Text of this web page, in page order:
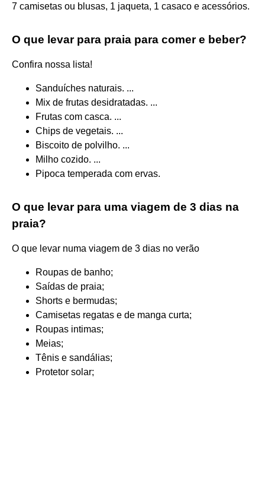
7 camisetas ou blusas, 1 jaqueta, 1 casaco e acessórios.
O que levar para praia para comer e beber?
Confira nossa lista!
Sanduíches naturais. ...
Mix de frutas desidratadas. ...
Frutas com casca. ...
Chips de vegetais. ...
Biscoito de polvilho. ...
Milho cozido. ...
Pipoca temperada com ervas.
O que levar para uma viagem de 3 dias na
praia?
O que levar numa viagem de 3 dias no verão
Roupas de banho;
Saídas de praia;
Shorts e bermudas;
Camisetas regatas e de manga curta;
Roupas intimas;
Meias;
Tênis e sandálias;
Protetor solar;